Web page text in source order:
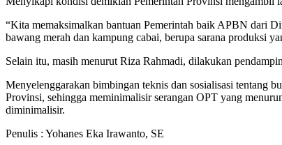
“Kita memaksimalkan bantuan Pemerintah baik APBN dari
bawang merah dan kampung cabai, berupa sarana produksi
Selain itu, masih menurut Riza Rahmadi, dilakukan
Menyelenggarakan bimbingan teknis dan sosialisasi tentang
Provinsi, sehingga meminimalisir serangan OPT yang
diminimalisir.
Penulis : Yohanes Eka Irawanto, SE